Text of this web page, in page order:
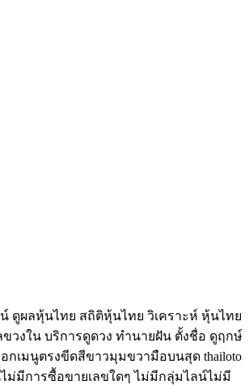
ดูผลหุ้นไทย สถิติหุ้นไทย วิเคราะห์ หุ้นไทย
ขวงใน บริการดูดวง ทำนายฝัน ตั้งชื่อ ดูฤกษ์
กเมนูตรงขีดสีขาวมุมขวามือบนสุด thailoto
ไม่มีการซื้อขายเลขใดๆ ไม่มีกลุ่มไลน์ไม่มี